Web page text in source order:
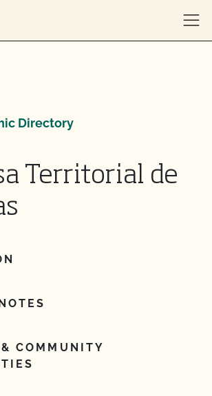
Directory
Territorial de
COMMUNITY